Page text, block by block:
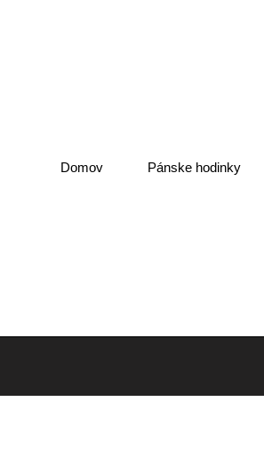
Domov Pánske hodinky